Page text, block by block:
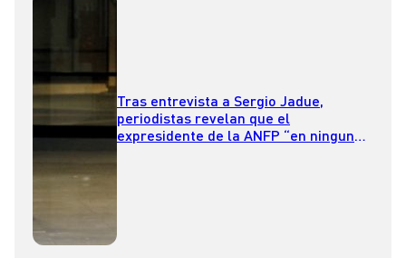
Tras entrevista a Sergio Jadue,
periodistas revelan que el
expresidente de la ANFP “en ninguna